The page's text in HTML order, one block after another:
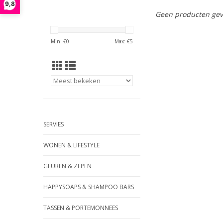
9,8
Min: €0 Max: €5
SERVIES
WONEN & LIFESTYLE
GEUREN & ZEPEN
HAPPYSOAPS & SHAMPOO BARS
TASSEN & PORTEMONNEES
Geen producten